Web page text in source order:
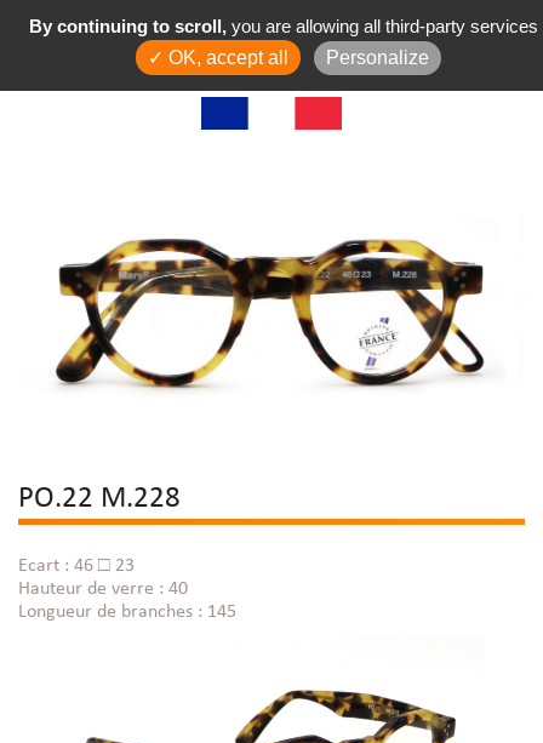
PO.22 M.228
Ecart : 46 □ 23
Hauteur de verre : 40
Longueur de branches : 145
By continuing to scroll, you are allowing all third-party services
✓ OK, accept all
Personalize